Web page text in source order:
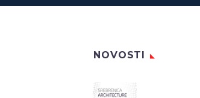
NOVOSTI